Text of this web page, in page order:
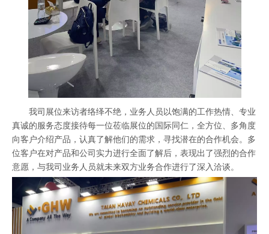
我司展位来访者络绎不绝，业务人员以饱满的工作热情、专业
真诚的服务态度接待每一位莅临展位的国际同仁，全方位、多角度
向客户介绍产品，认真了解他们的需求，寻找潜在的合作机会。多
位客户在对产品和公司实力进行全面了解后，表现出了强烈的合作
意愿，与我司业务人员就未来双方业务合作进行了深入洽谈。